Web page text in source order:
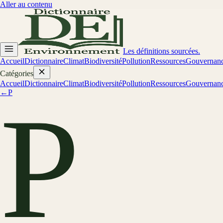
Aller au contenu
Les définitions sourcées.
AccueilDictionnaireClimatBiodiversitéPollutionRessources
Catégories
AccueilDictionnaireClimatBiodiversitéPollutionRessources
←P
P